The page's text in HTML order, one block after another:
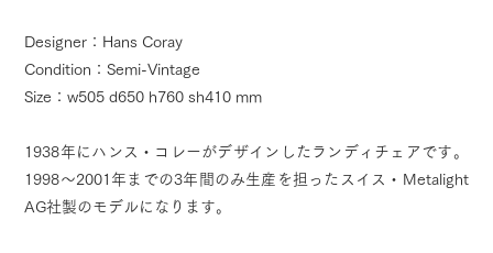
Designer：Hans Coray
Condition：Semi-Vintage
Size：w505 d650 h760 sh410 mm
1938年にハンス・コレーがデザインしたランディチェアです。
1998～2001年までの3年間のみ生産を担ったスイス・Metalight
AG社製のモデルになります。